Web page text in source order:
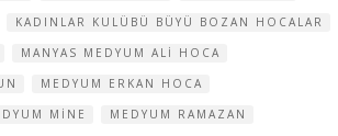
KADINLAR KULÜBÜ BÜYÜ BOZAN HOCALAR
MANYAS MEDYUM ALI HOCA
MEDYUM ERKAN HOCA
MINE
MEDYUM RAMAZAN